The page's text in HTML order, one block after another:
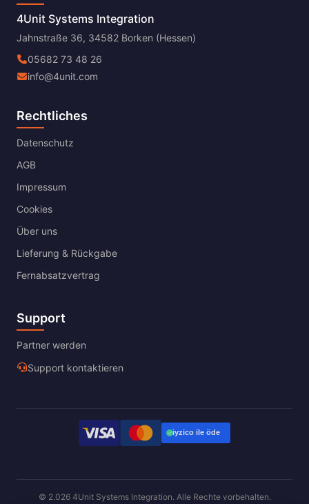
4Unit Systems Integration
Jahnstraße 36, 34582 Borken (Hessen)
05682 73 48 26
info@4unit.com
Rechtliches
Datenschutz
AGB
Impressum
Cookies
Über uns
Lieferung & Rückgabe
Fernabsatzvertrag
Support
Partner werden
Support kontaktieren
© 2.026 4Unit Systems Integration. Alle Rechte vorbehalten.